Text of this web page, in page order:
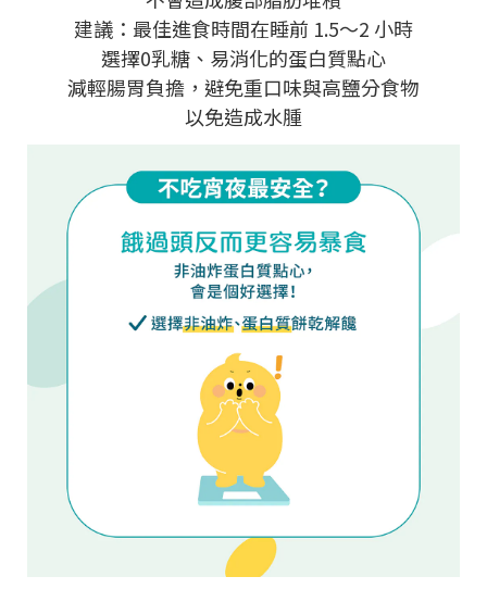
建議：最佳進食時間在睡前 1.5～2 小時
選擇0乳糖、易消化的蛋白質點心
減輕腸胃負擔，避免重口味與高鹽分食物
以免造成水腫